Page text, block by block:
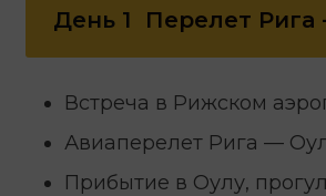
День 1 Перелет Рига
Встреча в Рижском
Авиаперелет Рига — Оулу
Прибытие в Оулу,